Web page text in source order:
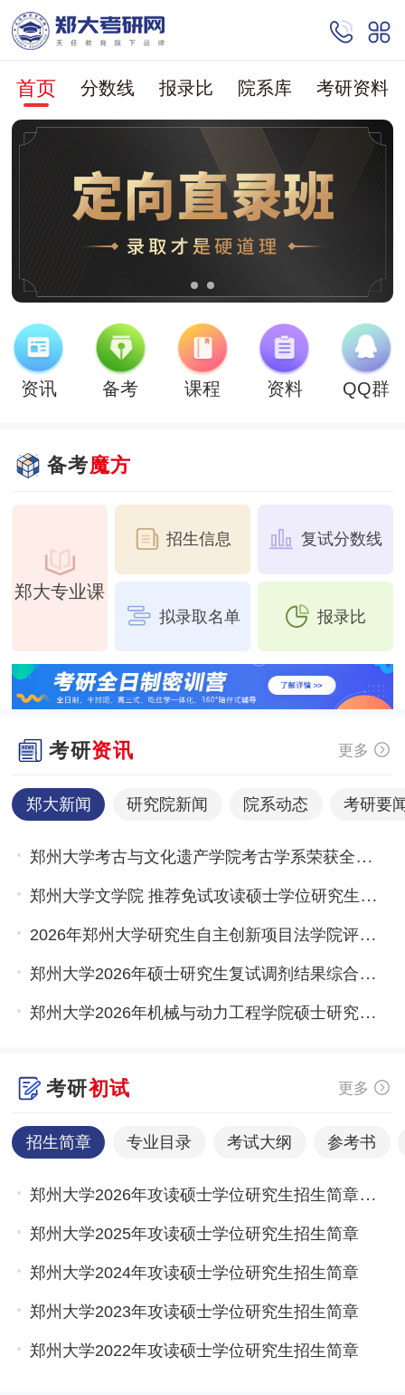
首页 分数线 报录比 院系库 考研资料
资讯 备考 课程 资料 QQ群
备考魔方
郑大专业课
招生信息 复试分数线
拟录取名单 报录比
考研资讯 更多
郑大新闻 研究院新闻 院系动态 考研要
郑州大学考古与文化遗产学院考古学系荣获全国工人先锋号
郑州大学文学院 推荐免试攻读硕士学位研究生工作实施细则 （试行稿）
2026年郑州大学研究生自主创新项目法学院评审结果公示
郑州大学2026年硕士研究生复试调剂结果综合排序公示
郑州大学2026年机械与动力工程学院硕士研究生招生一志愿复试线
考研初试 更多
招生简章 专业目录 考试大纲 参考书
郑州大学2026年攻读硕士学位研究生招生简章公布！
郑州大学2025年攻读硕士学位研究生招生简章
郑州大学2024年攻读硕士学位研究生招生简章
郑州大学2023年攻读硕士学位研究生招生简章
郑州大学2022年攻读硕士学位研究生招生简章